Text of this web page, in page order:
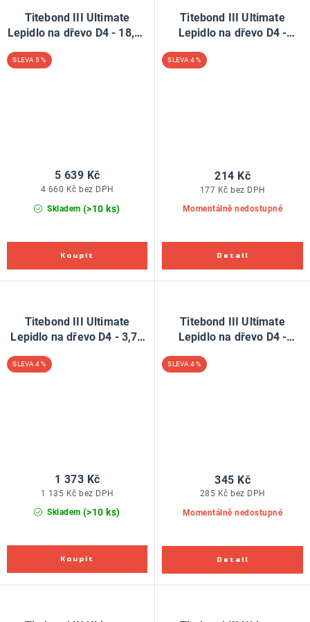
Titebond III Ultimate
Lepidlo na dřevo D4 - 18,92
5 %
Skladem (>10 ks)
4 660 Kč bez DPH
5 639 Kč
Titebond III Ultimate
Lepidlo na dřevo D4 -
4 %
Momentálně nedostupné
177 Kč bez DPH
214 Kč
Titebond III Ultimate
Lepidlo na dřevo D4 - 3,78
4 %
Skladem (>10 ks)
1 135 Kč bez DPH
1 373 Kč
Titebond III Ultimate
Lepidlo na dřevo D4 -
4 %
Momentálně nedostupné
285 Kč bez DPH
345 Kč